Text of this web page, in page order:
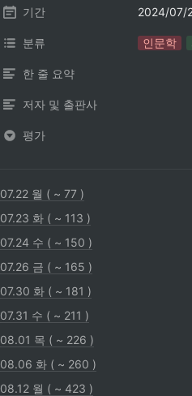
기간 2024/07/
분류 인문학
한 줄 요약
저자 및 출판사
평가
07.22 월 ( ~ 77 )
07.23 화 ( ~ 113 )
07.24 수 ( ~ 150 )
07.26 금 ( ~ 165 )
07.30 화 ( ~ 181 )
07.31 수 ( ~ 211 )
08.01 목 ( ~ 226 )
08.06 화 ( ~ 260 )
08.12 월 ( ~ 423 )